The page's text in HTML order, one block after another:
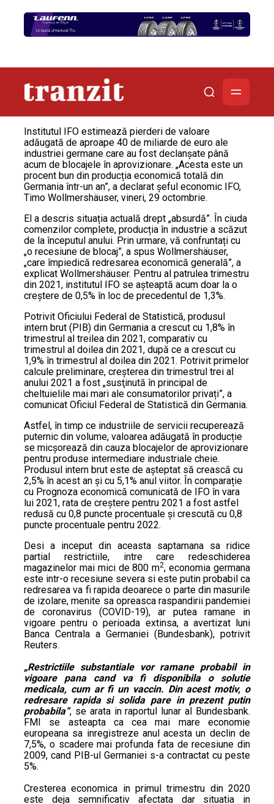
Institutul IFO estimează pierderi de valoare
adăugată de aproape 40 de miliarde de euro ale
industriei germane care au fost declanșate până
acum de blocajele în aprovizionare. „Acesta este un
procent bun din producția economică totală din
Germania într-un an”, a declarat șeful economic IFO,
Timo Wollmershäuser, vineri, 29 octombrie.
El a descris situația actuală drept „absurdă”. În ciuda
comenzilor complete, producția în industrie a scăzut
de la începutul anului. Prin urmare, vă confruntați cu
„o recesiune de blocaj”, a spus Wollmershäuser,
„care împiedică redresarea economică generală”, a
explicat Wollmershäuser. Pentru al patrulea trimestru
din 2021, institutul IFO se așteaptă acum doar la o
creștere de 0,5% în loc de precedentul de 1,3%.
Potrivit Oficiului Federal de Statistică, produsul
intern brut (PIB) din Germania a crescut cu 1,8% în
trimestrul al treilea din 2021, comparativ cu
trimestrul al doilea din 2021, după ce a crescut cu
1,9% în trimestrul al doilea din 2021. Potrivit primelor
calcule preliminare, creșterea din trimestrul trei al
anului 2021 a fost „susţinută în principal de
cheltuielile mai mari ale consumatorilor privați”, a
comunicat Oficiul Federal de Statistică din Germania.
Astfel, în timp ce industriile de servicii recuperează
puternic din volume, valoarea adăugată în producție
se micșorează din cauza blocajelor de aprovizionare
pentru produse intermediare industriale cheie.
Produsul intern brut este de așteptat să crească cu
2,5% în acest an și cu 5,1% anul viitor. În comparație
cu Prognoza economică comunicată de IFO în vara
lui 2021, rata de creștere pentru 2021 a fost astfel
redusă cu 0,8 puncte procentuale și crescută cu 0,8
puncte procentuale pentru 2022.
Desi a inceput din aceasta saptamana sa ridice
partial restrictiile, intre care redeschiderea
magazinelor mai mici de 800 m2, economia germana
este intr-o recesiune severa si este putin probabil ca
redresarea va fi rapida deoarece o parte din masurile
de izolare, menite sa opreasca raspandirii pandemiei
de coronavirus (COVID-19), ar putea ramane in
vigoare pentru o perioada extinsa, a avertizat luni
Banca Centrala a Germaniei (Bundesbank), potrivit
Reuters.
„Restrictiile substantiale vor ramane probabil in
vigoare pana cand va fi disponibila o solutie
medicala, cum ar fi un vaccin. Din acest motiv, o
redresare rapida si solida pare in prezent putin
probabila”, se arata in raportul lunar al Bundesbank.
FMI se asteapta ca cea mai mare economie
europeana sa inregistreze anul acesta un declin de
7,5%, o scadere mai profunda fata de recesiune din
2009, cand PIB-ul Germaniei s-a contractat cu peste
5%.
Cresterea economica in primul trimestru din 2020
este deja semnificativ afectata dar situatia in